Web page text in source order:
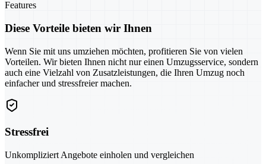
Features
Diese Vorteile bieten wir Ihnen
Wenn Sie mit uns umziehen möchten, profitieren Sie von vielen
Vorteilen. Wir bieten Ihnen nicht nur einen Umzugsservice, sondern
auch eine Vielzahl von Zusatzleistungen, die Ihren Umzug noch
einfacher und stressfreier machen.
Stressfrei
Unkompliziert Angebote einholen und vergleichen